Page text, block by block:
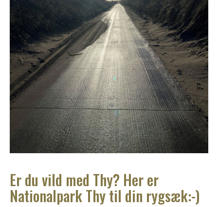
Er du vild med Thy? Her er
Nationalpark Thy til din rygsæk:-)